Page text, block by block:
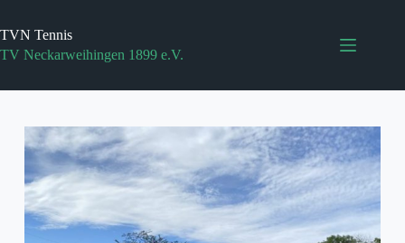
springen
TVN Tennis
TV Neckarweihingen 1899 e.V.